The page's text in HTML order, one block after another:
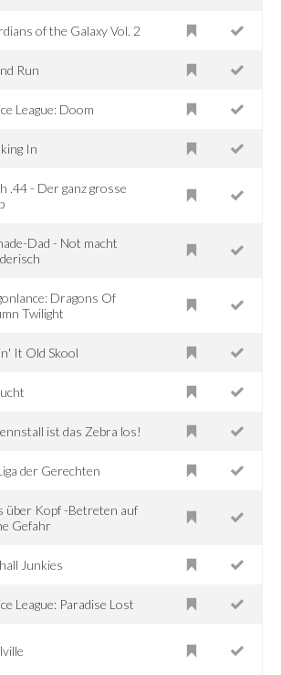
of the Galaxy Vol. 2
Run
League: Doom
In
.44 - Der ganz grosse
Dad - Not macht
Dragons Of
Twilight
It Old Skool
ist das Zebra los!
der Gerechten
über Kopf -Betreten auf
Gefahr
Junkies
League: Paradise Lost